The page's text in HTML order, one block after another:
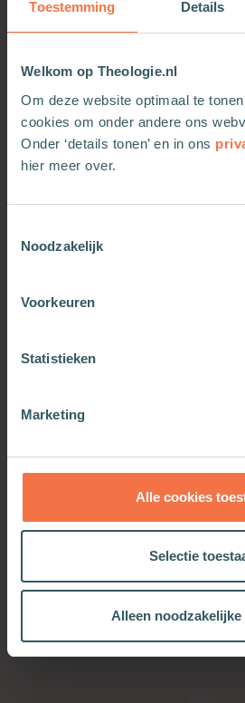
Toestemming Details
Welkom op Theologie.nl
Om deze website optimaal te
cookies om onder andere ons
Onder ‘details tonen’ en in ons
hier meer over.
Noodzakelijk
Voorkeuren
Statistieken
Marketing
Alle cookies
Selectie
Alleen noodzakelijke
Bijbelse Dagkalender
Meer informatie